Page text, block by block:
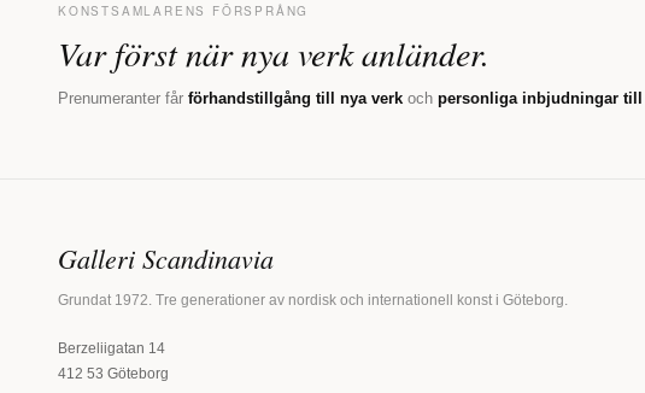
KONSTSAMLARENS FÖRSPRÅNG
Var först när nya verk anländer.
Prenumeranter får förhandstillgång till nya verk och personliga inbjudningar till
Galleri Scandinavia
Grundat 1972. Tre generationer av nordisk och internationell konst i Göteborg.
Berzeliigatan 14
412 53 Göteborg